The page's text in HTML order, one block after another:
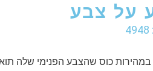
על צבע
כוס שהצבע הפנימי שלה